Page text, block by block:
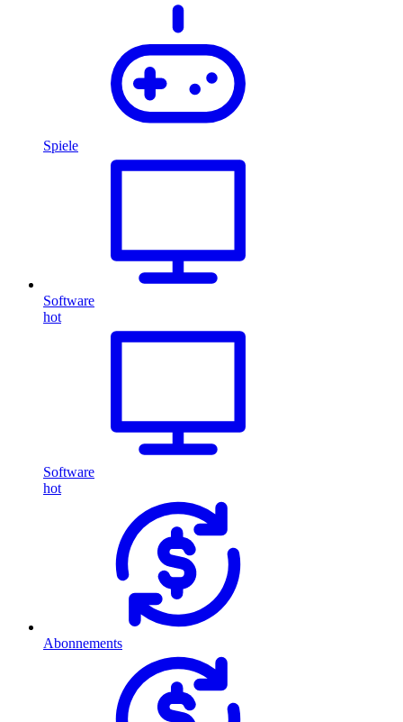
Spiele
Software
hot
Software
hot
Abonnements